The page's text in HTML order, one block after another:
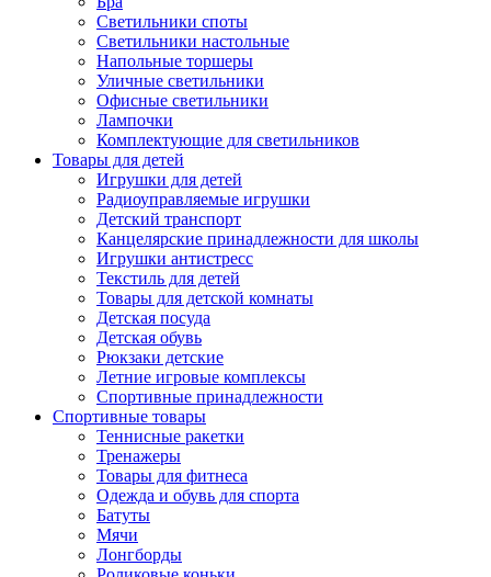
Светильники споты
Светильники настольные
Напольные торшеры
Уличные светильники
Офисные светильники
Лампочки
Комплектующие для светильников
Товары для детей
Игрушки для детей
Радиоуправляемые игрушки
Детский транспорт
Канцелярские принадлежности для школы
Игрушки антистресс
Текстиль для детей
Товары для детской комнаты
Детская посуда
Детская обувь
Рюкзаки детские
Летние игровые комплексы
Спортивные принадлежности
Спортивные товары
Теннисные ракетки
Тренажеры
Товары для фитнеса
Одежда и обувь для спорта
Батуты
Мячи
Лонгборды